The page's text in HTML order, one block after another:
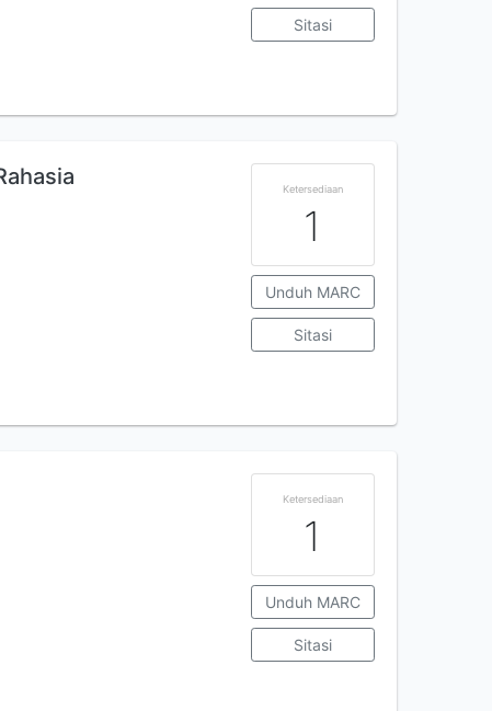
Sitasi
Ketersediaan
1
Unduh MARC
Sitasi
Ketersediaan
1
Unduh MARC
Sitasi